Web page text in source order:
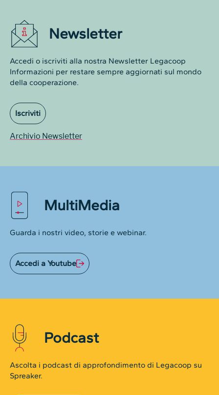
Newsletter
Accedi o iscriviti alla nostra Newsletter Legacoop
Informazioni per restare sempre aggiornati sul mondo
della cooperazione.
Iscriviti
Archivio Newsletter
MultiMedia
Guarda i nostri video, storie e webinar.
Accedi a Youtube
Podcast
Ascolta i podcast di approfondimento di Legacoop su
Spreaker.